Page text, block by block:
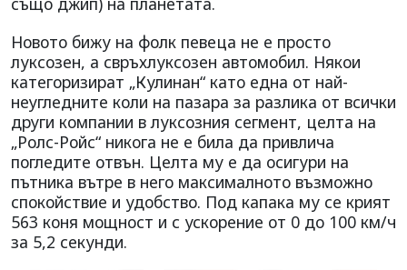
Новото бижу на фолк певеца не е просто
луксозен, а свръхлуксозен автомобил. Някои
категоризират „Кулинан“ като една от най-
неугледните коли на пазара за разлика от всички
други компании в луксозния сегмент, целта на
„Ролс-Ройс“ никога не е била да привлича
погледите отвън. Целта му е да осигури на
пътника вътре в него максималното възможно
спокойствие и удобство. Под капака му се крият
563 коня мощност и с ускорение от 0 до 100 км/ч
за 5,2 секунди.